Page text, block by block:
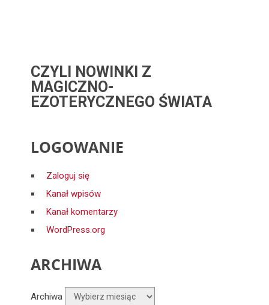
CZYLI NOWINKI Z
MAGICZNO-
EZOTERYCZNEGO ŚWIATA
LOGOWANIE
Zaloguj się
Kanał wpisów
Kanał komentarzy
WordPress.org
ARCHIWA
Archiwa